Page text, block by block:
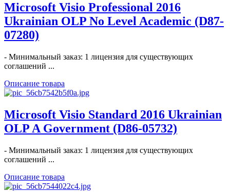
Microsoft Visio Professional 2016
Ukrainian OLP No Level Academic (D87-
07280)
- Минимальный заказ: 1 лицензия для существующих
соглашений ...
Описание товара
Microsoft Visio Standard 2016 Ukrainian
OLP A Government (D86-05732)
- Минимальный заказ: 1 лицензия для существующих
соглашений ...
Описание товара